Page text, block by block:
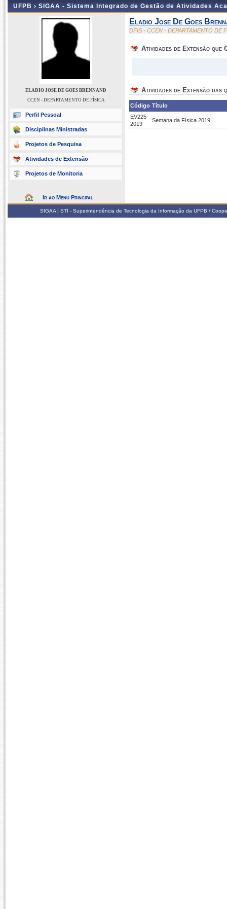
UFPB › SIGAA - Sistema Integrado de Gestão de Atividades
ELADIO JOSE DE GOES BRENNAND
CCEN - DEPARTAMENTO DE FÍSICA
Perfil Pessoal
Disciplinas Ministradas
Projetos de Pesquisa
Atividades de Extensão
Projetos de Monitoria
Ir ao Menu Principal
Eladio Jose De Goes
DFIS - CCEN - DEPARTAMENTO DE
Atividades de Extensão que
Atividades de Extensão das
Código Título
EV225-
2019
Semana da Física 2019
SIGAA | STI - Superintendência de Tecnologia da Informação da UFPB /